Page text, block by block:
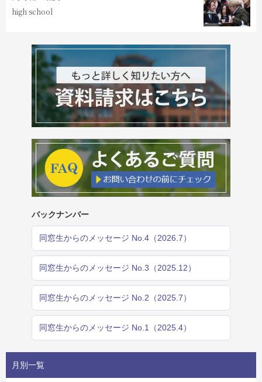
high school
バックナンバー
同窓生からのメッセージ No.4（2026.7）
同窓生からのメッセージ No.3（2025.12）
同窓生からのメッセージ No.2（2025.7）
同窓生からのメッセージ No.1（2025.4）
月別一覧